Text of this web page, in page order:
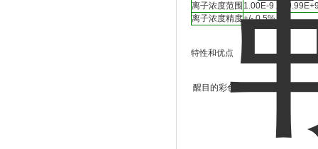
离子浓度范围 1.00E-9 至
离子浓度精度+/- 0.5%
特性和优点
醒目的彩色显示屏 4.3 英寸的高